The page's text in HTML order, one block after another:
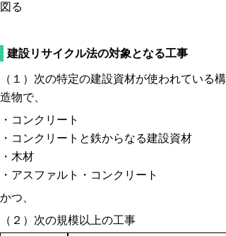
図る
建設リサイクル法の対象となる工事
（１）次の特定の建設資材が使われている構
造物で、
・コンクリート
・コンクリートと鉄からなる建設資材
・木材
・アスファルト・コンクリート
かつ、
（２）次の規模以上の工事